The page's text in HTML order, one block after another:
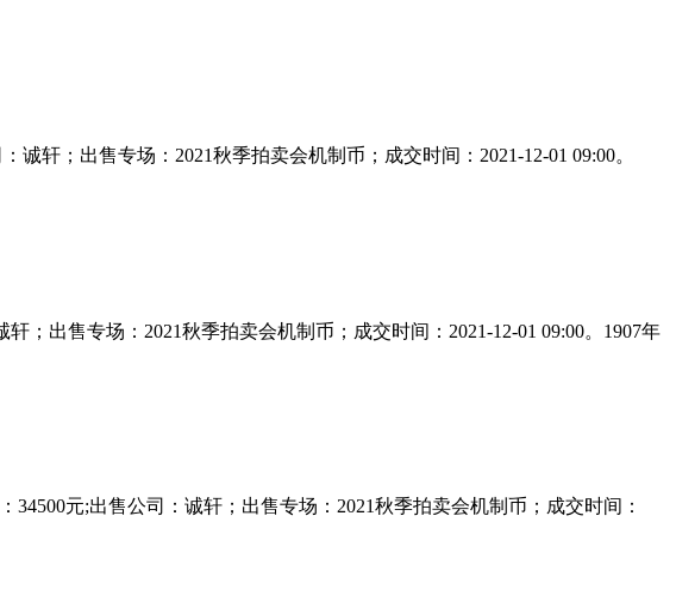
轩；出售专场：2021秋季拍卖会机制币；成交时间：2021-12-01 09:00。
；出售专场：2021秋季拍卖会机制币；成交时间：2021-12-01 09:00。1907年
元;出售公司：诚轩；出售专场：2021秋季拍卖会机制币；成交时间：